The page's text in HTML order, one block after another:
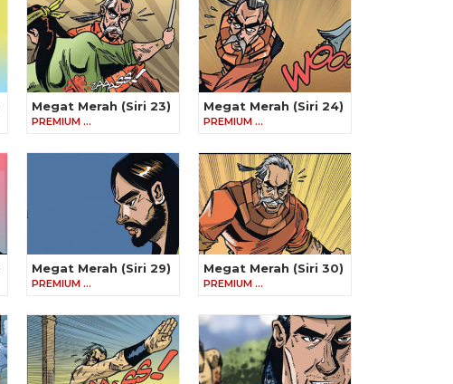
Megat Merah (Siri 23)
PREMIUM …
Megat Merah (Siri 24)
PREMIUM …
Megat Merah (Siri 29)
PREMIUM …
Megat Merah (Siri 30)
PREMIUM …